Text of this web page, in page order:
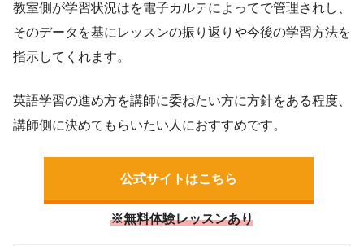
教室側が学習状況はを電子カルテによってで管理されし、
そのデータを基にレッスンの振り返りや今後の学習方法を
指示してくれます。
英語学習の進め方を講師に委ねたい方に方針をある程度、
講師側に決めてもらいたい人におすすめです。
公式サイトはこちら
※無料体験レッスンあり